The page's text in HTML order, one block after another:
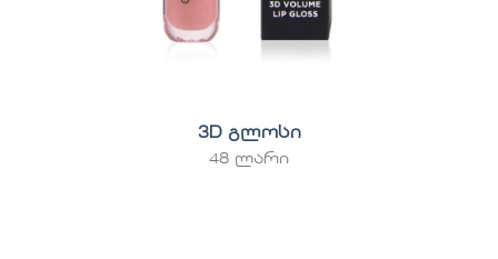
3D გლოსი
48 ლარი